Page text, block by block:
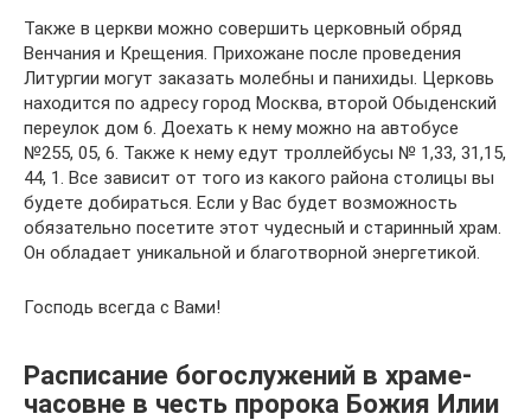
Также в церкви можно совершить церковный обряд
Венчания и Крещения. Прихожане после проведения
Литургии могут заказать молебны и панихиды. Церковь
находится по адресу город Москва, второй Обыденский
переулок дом 6. Доехать к нему можно на автобусе
№255, 05, 6. Также к нему едут троллейбусы № 1,33, 31,15,
44, 1. Все зависит от того из какого района столицы вы
будете добираться. Если у Вас будет возможность
обязательно посетите этот чудесный и старинный храм.
Он обладает уникальной и благотворной энергетикой.
Господь всегда с Вами!
Расписание богослужений в храме-
часовне в честь пророка Божия Илии